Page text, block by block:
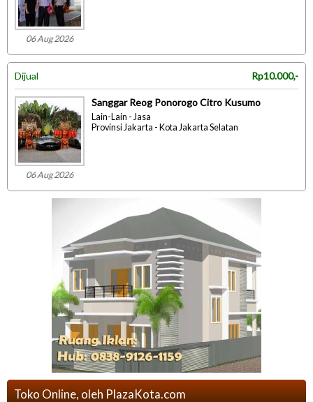
06 Aug 2026
Dijual Rp10.000,-
06 Aug 2026
Sanggar Reog Ponorogo Citro Kusumo
Lain-Lain - Jasa
Provinsi Jakarta - Kota Jakarta Selatan
Toko Online, oleh PlazaKota.com